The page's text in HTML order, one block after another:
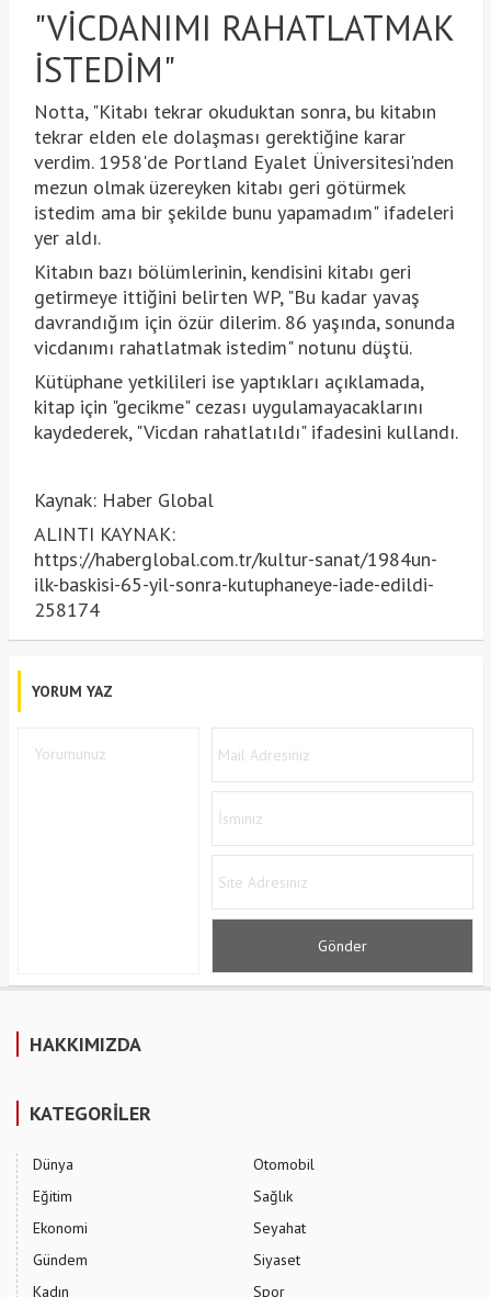
"VİCDANIMI RAHATLATMAK
İSTEDİM"
Notta, "Kitabı tekrar okuduktan sonra, bu kitabın
tekrar elden ele dolaşması gerektiğine karar
verdim. 1958'de Portland Eyalet Üniversitesi'nden
mezun olmak üzereyken kitabı geri götürmek
istedim ama bir şekilde bunu yapamadım" ifadeleri
yer aldı.
Kitabın bazı bölümlerinin, kendisini kitabı geri
getirmeye ittiğini belirten WP, "Bu kadar yavaş
davrandığım için özür dilerim. 86 yaşında, sonunda
vicdanımı rahatlatmak istedim" notunu düştü.
Kütüphane yetkilileri ise yaptıkları açıklamada,
kitap için "gecikme" cezası uygulamayacaklarını
kaydederek, "Vicdan rahatlatıldı" ifadesini kullandı.
Kaynak: Haber Global
ALINTI KAYNAK:
https://haberglobal.com.tr/kultur-sanat/1984un-
ilk-baskisi-65-yil-sonra-kutuphaneye-iade-edildi-
258174
YORUM YAZ
HAKKIMIZDA
KATEGORİLER
Dünya
Eğitim
Ekonomi
Gündem
Kadın
Otomobil
Sağlık
Seyahat
Siyaset
Spor